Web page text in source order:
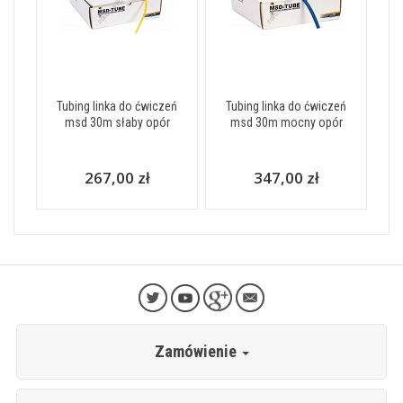
Tubing linka do ćwiczeń
msd 30m słaby opór
267,00 zł
Tubing linka do ćwiczeń
msd 30m mocny opór
347,00 zł
Zamówienie